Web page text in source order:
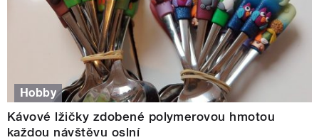
Hobby
Kávové lžičky zdobené polymerovou hmotou
každou návštěvu oslní